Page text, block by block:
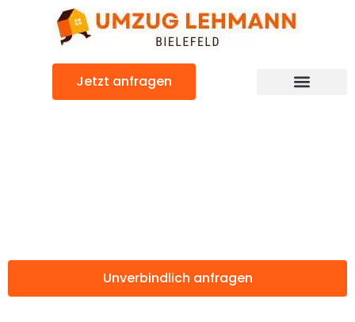
Jetzt anfragen
Unverbindlich anfragen